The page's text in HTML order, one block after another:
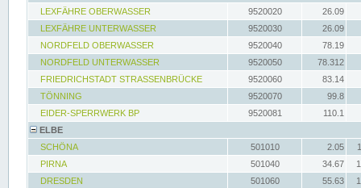
LEXFÄHRE OBERWASSER
9520020
26.09
LEXFÄHRE UNTERWASSER
9520030
26.09
NORDFELD OBERWASSER
9520040
78.19
NORDFELD UNTERWASSER
9520050
78.312
FRIEDRICHSTADT STRASSENBRÜCKE
9520060
83.14
TÖNNING
9520070
99.8
EIDER-SPERRWERK BP
9520081
110.1
ELBE
SCHÖNA
501010 2.05
PIRNA
501040 34.67
DRESDEN
501060 55.63